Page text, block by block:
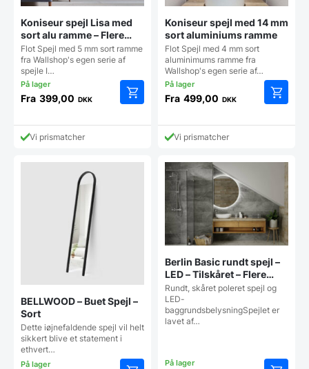
Koniseur spejl Lisa med
sort alu ramme – Flere
størrelser
Flot Spejl med 5 mm sort ramme
fra Wallshop's egen serie af
spejle I…
Fra 399,00 DKK
vare
varianter.
Mulighederne
varesiden
Vi prismatcher
Koniseur spejl med 14 mm
sort aluminiums ramme
Flot Spejl med 4 mm sort
aluminimums ramme fra
Wallshop's egen serie af…
Fra 499,00 DKK
vare
vælges
på
Vi prismatcher
BELLWOOD – Buet Spejl –
Sort
Dette iøjnefaldende spejl vil helt
sikkert blive et statement i
ethvert…
Berlin Basic rundt spejl –
LED – Tilskåret – Flere
størrelser
Rundt, skåret poleret spejl og
LED-
baggrundsbelysningSpejlet er
lavet af…